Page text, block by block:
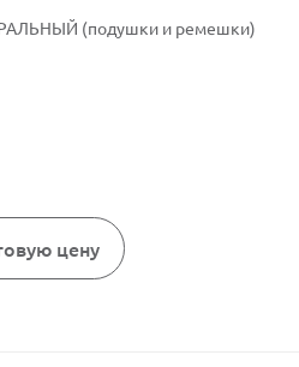
(подушки и ремешки)
цену